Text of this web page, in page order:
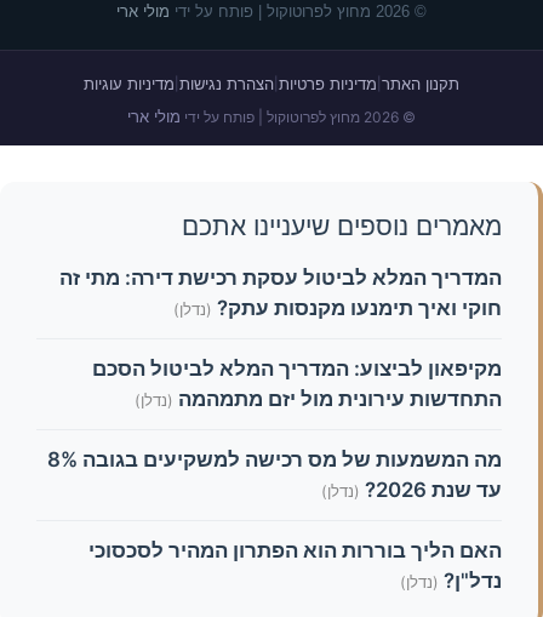
© 2026 מחוץ לפרוטוקול | פותח על ידי מולי ארי
תקנון האתר מדיניות פרטיות הצהרת נגישות מדיניות עוגיות
© 2026 מחוץ לפרוטוקול | פותח על ידי מולי ארי
מאמרים נוספים שיעניינו אתכם
המדריך המלא לביטול עסקת רכישת דירה: מתי זה
חוקי ואיך תימנעו מקנסות עתק? (נדלן)
מקיפאון לביצוע: המדריך המלא לביטול הסכם
התחדשות עירונית מול יזם מתמהמה (נדלן)
מה המשמעות של מס רכישה למשקיעים בגובה 8%
עד שנת 2026?
(נדלן)
האם הליך בוררות הוא הפתרון המהיר לסכסוכי
נדל"ן? (נדלן)